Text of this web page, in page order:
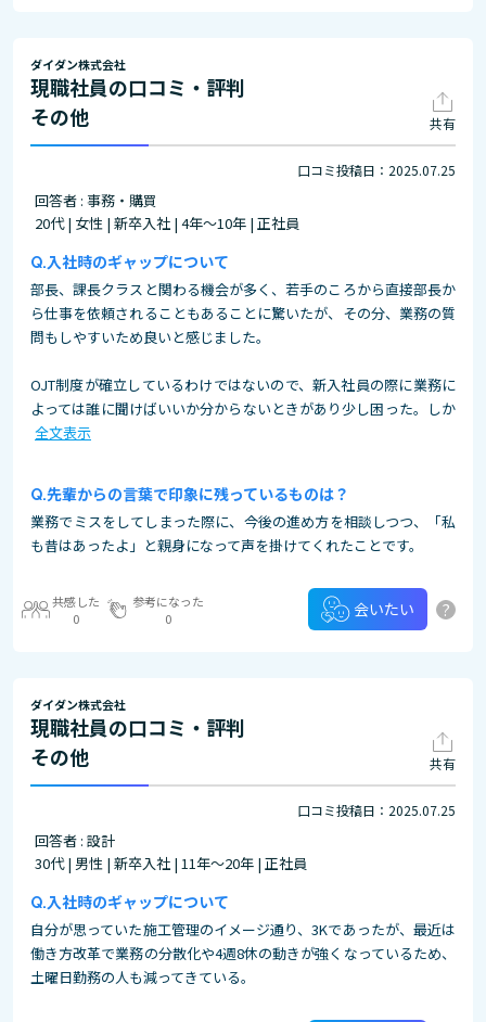
ダイダン株式会社
現職社員の口コミ・評判
その他
共有
口コミ投稿日：2025.07.25
回答者 : 事務・購買
20代 | 女性 | 新卒入社 | 4年～10年 | 正社員
入社時のギャップについて
部長、課長クラスと関わる機会が多く、若手のころから直接部長か
ら仕事を依頼されることもあることに驚いたが、その分、業務の質
問もしやすいため良いと感じました。
OJT制度が確立しているわけではないので、新入社員の際に業務に
よっては誰に聞けばいいか分からないときがあり少し困った。しか
全文表示
先輩からの言葉で印象に残っているものは？
業務でミスをしてしまった際に、今後の進め方を相談しつつ、「私
も昔はあったよ」と親身になって声を掛けてくれたことです。
共感した
0
参考になった
0
会いたい ?
ダイダン株式会社
現職社員の口コミ・評判
その他
共有
口コミ投稿日：2025.07.25
回答者 : 設計
30代 | 男性 | 新卒入社 | 11年～20年 | 正社員
入社時のギャップについて
自分が思っていた施工管理のイメージ通り、3Kであったが、最近は
働き方改革で業務の分散化や4週8休の動きが強くなっているため、
土曜日勤務の人も減ってきている。